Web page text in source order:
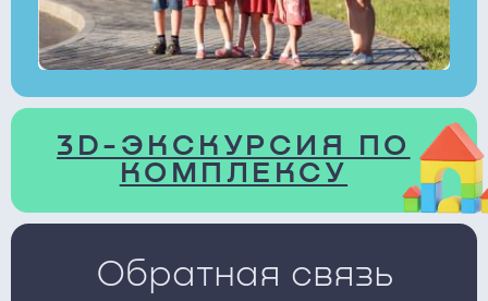
3D-ЭКСКУРСИЯ ПО
КОМПЛЕКСУ
Обратная связь